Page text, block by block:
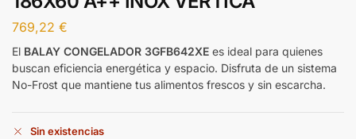
769,22 €
El BALAY CONGELADOR 3GFB642XE es ideal para quienes
buscan eficiencia energética y espacio. Disfruta de un sistema
No-Frost que mantiene tus alimentos frescos y sin escarcha.
Sin existencias